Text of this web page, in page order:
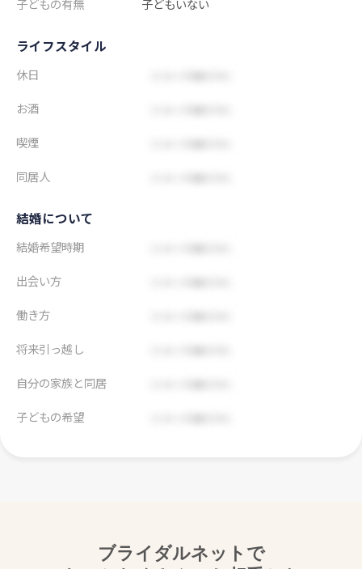
子どもの有無 子どもいない
ライフスタイル
休日
お酒
喫煙
同居人
結婚について
結婚希望時期
出会い方
働き方
将来引っ越し
自分の家族と同居
子どもの希望
ブライダルネットで